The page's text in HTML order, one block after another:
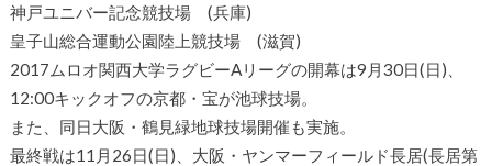
神戸ユニバー記念競技場 (兵庫)
皇子山総合運動公園陸上競技場 (滋賀)
2017ムロオ関西大学ラグビーAリーグの開幕は9月30日(日)、
12:00キックオフの京都・宝が池球技場。
また、同日大阪・鶴見緑地球技場開催も実施。
最終戦は11月26日(日)、大阪・ヤンマーフィールド長居(長居第